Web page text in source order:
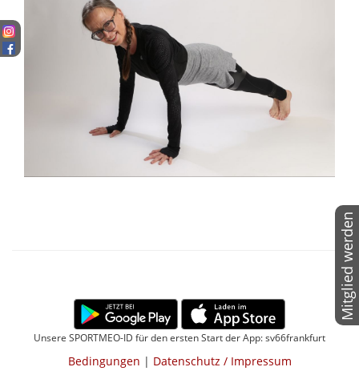
Mitglied werden
Unsere SPORTMEO-ID für den ersten Start der App: sv66frankfurt
Bedingungen | Datenschutz / Impressum